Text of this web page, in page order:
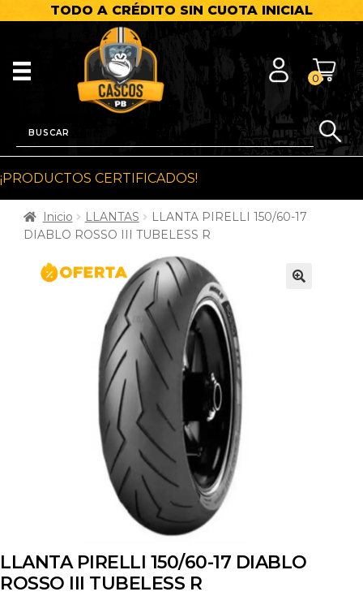
TODO A CRÉDITO SIN CUOTA INICIAL
0
¡PRODUCTOS CERTIFICADOS!
Inicio LLANTAS
LLANTA PIRELLI 150/60-17
DIABLO ROSSO III TUBELESS R
LLANTA PIRELLI 150/60-17 DIABLO
ROSSO III TUBELESS R